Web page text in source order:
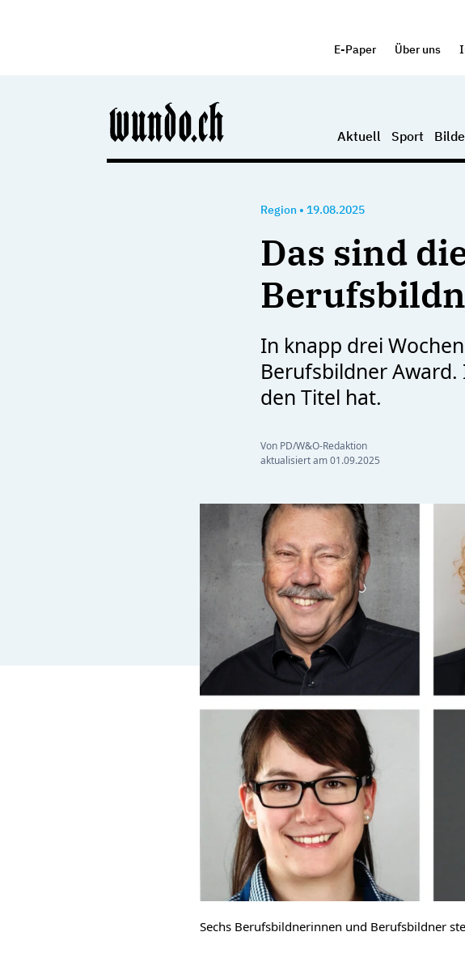
E-Paper Über uns
Aktuell Sport
Region • 19.08.2025
Das sind
In knapp drei
Berufsbildner
den Titel hat.
Von PD/W&O-Redaktion
aktualisiert am01.09.2025
Sechs Berufsbildnerinnen und Berufsbildner